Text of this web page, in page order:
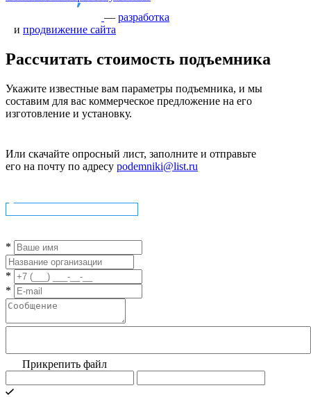
— разработка
и продвижение сайта
Рассчитать стоимость подъемника
Укажите известные вам параметры подъемника, и мы
составим для вас коммерческое предложение на его
изготовление и установку.
Или скачайте опросный лист, заполните и отправьте
его на почту по адресу podemniki@list.ru
*
*
*
Прикрепить файл